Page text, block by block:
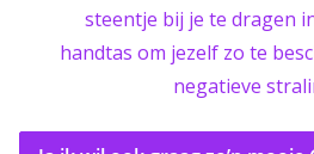
steentje bij je te dragen
handtas om jezelf zo te
negatieve